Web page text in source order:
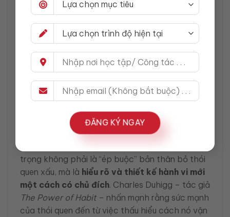
ĐĂNG KÝ NGAY
chỉ giúp bạn học tiếng Anh nhanh, mà còn giúp
bạn tạo ảnh hưởng bền vững trong cộng đồng
và tổ chức.
Đích cuối cùng không phải bỏ
thói quen xấu – mà là thiết kế
trọng không phải là “ép buộc” bản thân bỏ thói
quen xấu, mà là hiểu rõ và thiết kế hành vi mới
một cách có chủ đích. Charles Duhigg – tác giả
The Power of Habit – nhấn mạnh rằng sức mạnh
của thói quen đến từ việc thấu hiểu cách nó vận